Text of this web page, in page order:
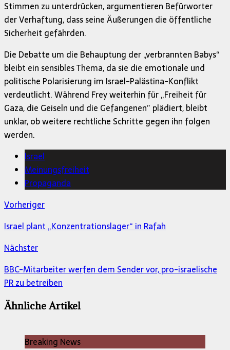
Stimmen zu unterdrücken, argumentieren Befürworter
der Verhaftung, dass seine Äußerungen die öffentliche
Sicherheit gefährden.
Die Debatte um die Behauptung der „verbrannten Babys“
bleibt ein sensibles Thema, da sie die emotionale und
politische Polarisierung im Israel-Palästina-Konflikt
verdeutlicht. Während Frey weiterhin für „Freiheit für
Gaza, die Geiseln und die Gefangenen” plädiert, bleibt
unklar, ob weitere rechtliche Schritte gegen ihn folgen
werden.
Israel
Meinungsfreiheit
Propaganda
Vorheriger
Israel plant „Konzentrationslager“ in Rafah
Nächster
BBC-Mitarbeiter werfen dem Sender vor, pro-israelische
PR zu betreiben
Ähnliche Artikel
Breaking News